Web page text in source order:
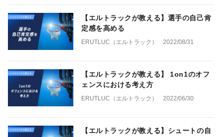
【エルトラックが教える】選手の自己肯
定感を高める
ERUTLUC（エルトラック） 2022/08/31
【エルトラックが教える】 1on1のオフ
ェンスにおける考え方
ERUTLUC（エルトラック） 2022/06/30
【エルトラックが教える】シュートの自